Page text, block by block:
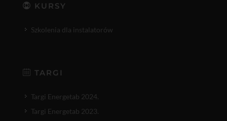
KURSY
Szkolenia dla instalatorów
TARGI
Targi Energetab 2024.
Targi Energetab 2023.